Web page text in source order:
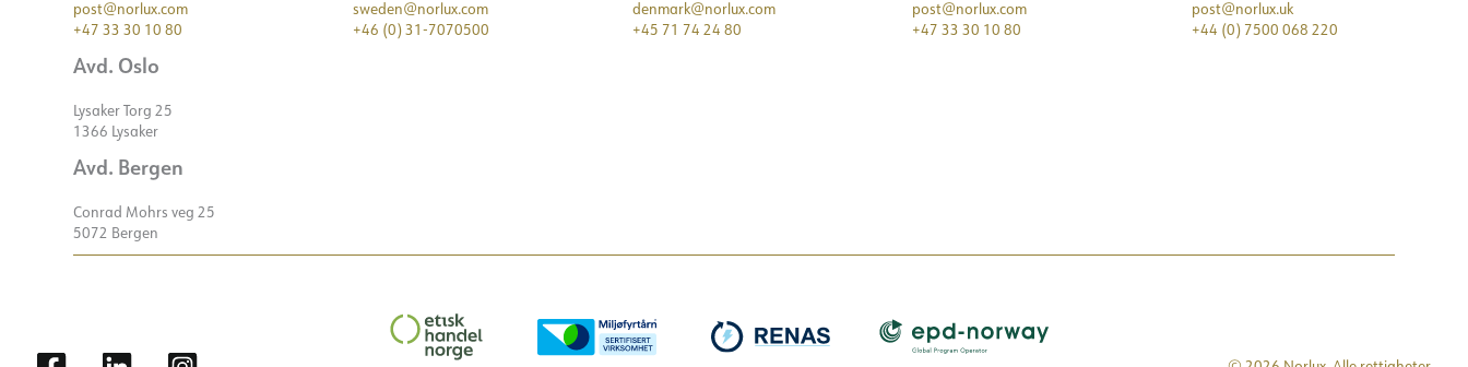
post@norlux.com
+47 33 30 10 80
Avd. Oslo
Lysaker Torg 25
1366 Lysaker
Avd. Bergen
Conrad Mohrs veg 25
5072 Bergen
sweden@norlux.com
+46 (0) 31-7070500
denmark@norlux.com
+45 71 74 24 80
post@norlux.com
+47 33 30 10 80
post@norlux.uk
+44 (0) 7500 068 220